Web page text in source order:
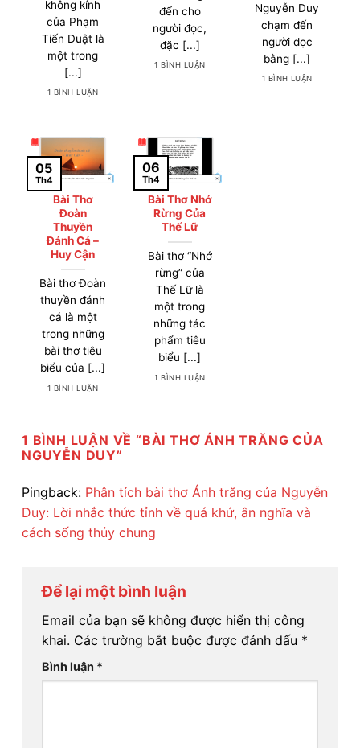
không kính
của Phạm
Tiến Duật là
một trong
[...]
1 BÌNH LUẬN
đến cho
người đọc,
đặc [...]
1 BÌNH LUẬN
Nguyễn Duy
chạm đến
người đọc
bằng [...]
1 BÌNH LUẬN
Bài Thơ
Đoàn
Thuyền
Đánh Cá –
Huy Cận
Bài thơ Đoàn
thuyền đánh
cá là một
trong những
bài thơ tiêu
biểu của [...]
1 BÌNH LUẬN
05
Th4
Bài Thơ Nhớ
Rừng Của
Thế Lữ
Bài thơ “Nhớ
rừng” của
Thế Lữ là
một trong
những tác
phẩm tiêu
biểu [...]
1 BÌNH LUẬN
06
Th4
1 BÌNH LUẬN VỀ “BÀI THƠ ÁNH TRĂNG CỦA
NGUYỄN DUY”
Pingback: Phân tích bài thơ Ánh trăng của Nguyễn
Duy: Lời nhắc thức tỉnh về quá khứ, ân nghĩa và
cách sống thủy chung
Để lại một bình luận
Email của bạn sẽ không được hiển thị công
khai. Các trường bắt buộc được đánh dấu *
Bình luận *